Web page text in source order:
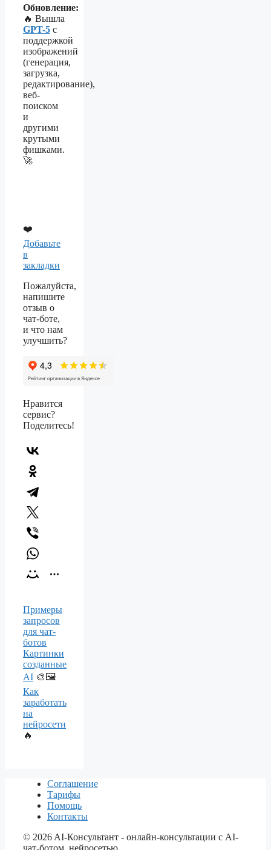
Обновление:
🔥 Вышла
GPT-5 с
поддержкой
изображений
(генерация,
загрузка,
редактирование),
веб-
поиском
и
другими
крутыми
фишками.
🚀
❤️
Добавьте
в
закладки
Пожалуйста,
напишите
отзыв о
чат-боте,
и что нам
улучшить?
Нравится
сервис?
Поделитесь!
Примеры
запросов
для чат-
ботов
Картинки
созданные
AI 🎨🖼️
Как
заработать
на
нейросети
🔥
Соглашение
Тарифы
Помощь
Контакты
© 2026 AI-Консультант - онлайн-консультации с AI-
чат-ботом, нейросетью.